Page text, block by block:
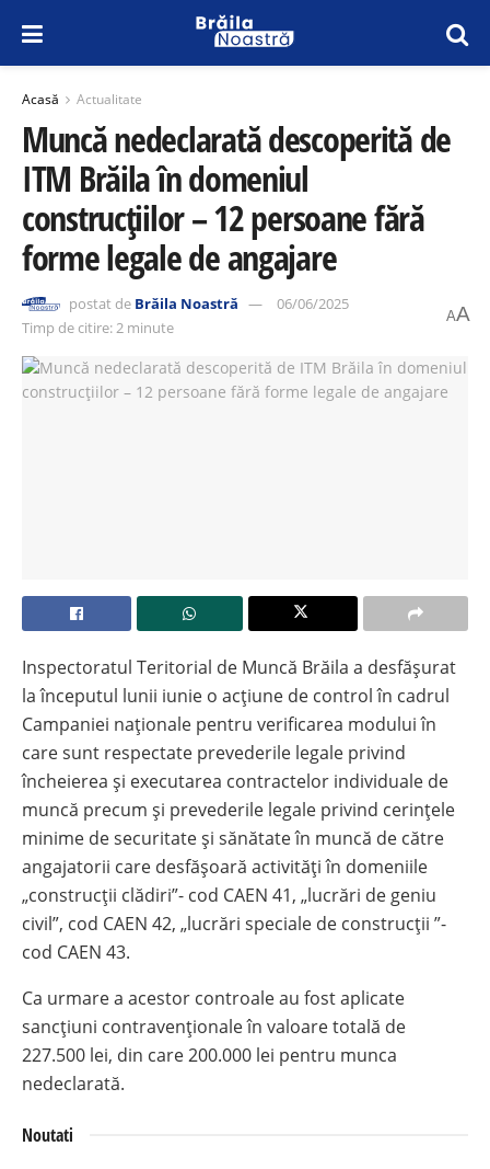
Acasă Actualitate
Muncă nedeclarată descoperită de
ITM Brăila în domeniul
construcțiilor – 12 persoane fără
forme legale de angajare
postat de Brăila Noastră
06/06/2025
Timp de citire: 2 minute
AA
Inspectoratul Teritorial de Muncă Brăila a desfășurat
la începutul lunii iunie o acțiune de control în cadrul
Campaniei naţionale pentru verificarea modului în
care sunt respectate prevederile legale privind
încheierea și executarea contractelor individuale de
muncă precum și prevederile legale privind cerințele
minime de securitate și sănătate în muncă de către
angajatorii care desfășoară activități în domeniile
„construcții clădiri”- cod CAEN 41, „lucrări de geniu
civil”, cod CAEN 42, „lucrări speciale de construcții ”-
cod CAEN 43.
Ca urmare a acestor controale au fost aplicate
sancțiuni contravenționale în valoare totală de
227.500 lei, din care 200.000 lei pentru munca
nedeclarată.
Noutati